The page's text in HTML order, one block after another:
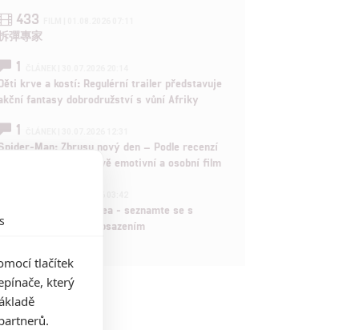
433
彈專家
1
krve a kostí: Regulérní trailer představuje
fantasy dobrodružství s vůní Afriky
1
Man: Zbrusu nový den – Podle recenzí
máme čekat překvapivě emotivní a osobní film
Velké preview: Odyssea - seznamte se s
nabitým obsazením
tlačítek
který